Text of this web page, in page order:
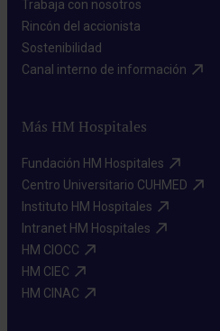
Trabaja con nosotros​
Rincón del accionista​
Sostenibilidad​
Canal interno de información​
Más HM Hospitales
Fundación HM Hospitales​
Centro Universitario CUHMED​
Instituto HM Hospitales​
Intranet HM Hospitales​
HM CIOCC​
HM CIEC​
HM CINAC​